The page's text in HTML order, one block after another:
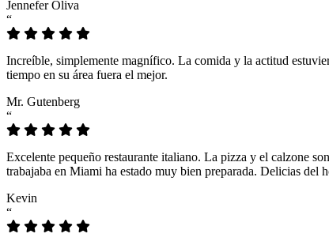
Jennefer Oliva
“
Increíble, simplemente magnífico. La comida y la actitud
tiempo en su área fuera el mejor.
Mr. Gutenberg
“
Excelente pequeño restaurante italiano. La pizza y el calzone
trabajaba en Miami ha estado muy bien preparada. Delicias del
Kevin
“